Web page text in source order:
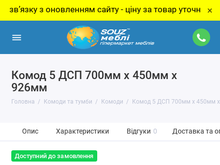
з оновленням сайту - ціну за товар уточнюйте у ×
Комод 5 ДСП 700мм x 450мм x
926мм
Головна Комоди та тумби Комоди Комод 5 ДСП 700мм x 450мм
Опис Характеристики Відгуки 0 Доставка та
Доступний до замовлення